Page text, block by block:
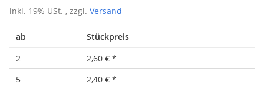
inkl. 19% USt. , zzgl. Versand
ab
Stückpreis
2
2,60 € *
5
2,40 € *